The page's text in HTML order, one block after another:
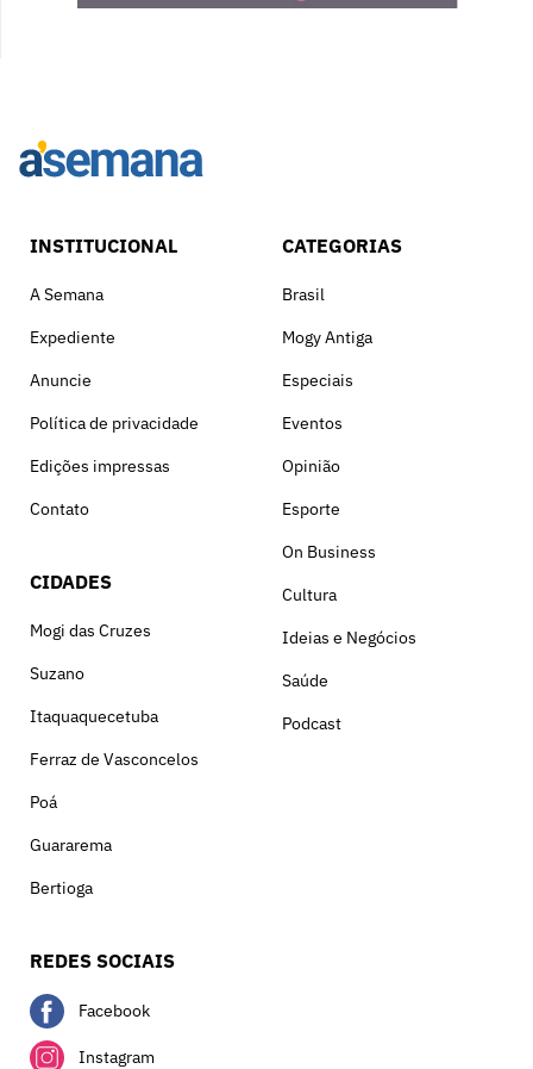
INSTITUCIONAL
A Semana
Expediente
Anuncie
Política de privacidade
Edições impressas
Contato
CIDADES
Mogi das Cruzes
Suzano
Itaquaquecetuba
Ferraz de Vasconcelos
Poá
Guararema
Bertioga
CATEGORIAS
Brasil
Mogy Antiga
Especiais
Eventos
Opinião
Esporte
On Business
Cultura
Ideias e Negócios
Saúde
Podcast
REDES SOCIAIS
Facebook
Instagram